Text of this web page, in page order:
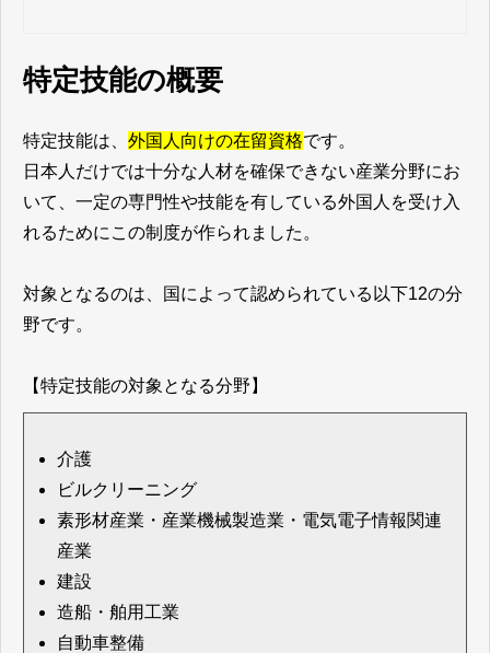
特定技能の概要
特定技能は、 外国人向けの在留資格です。
日本人だけでは十分な人材を確保できない産業分野にお
いて、一定の専門性や技能を有している外国人を受け入
れるためにこの制度が作られました。
対象となるのは、国によって認められている以下12の分
野です。
【特定技能の対象となる分野】
介護
ビルクリーニング
素形材産業・産業機械製造業・電気電子情報関連
産業
建設
造船・舶用工業
自動車整備